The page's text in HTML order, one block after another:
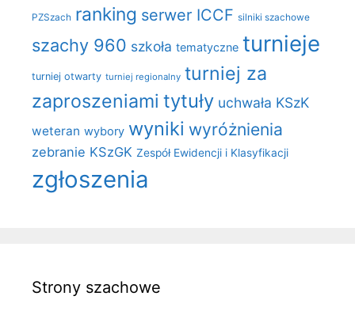
PZSzach ranking serwer ICCF silniki szachowe
szachy 960 szkoła tematyczne turnieje
turniej otwarty turniej regionalny turniej za
zaproszeniami tytuły uchwała KSzK
weteran wybory wyniki wyróżnienia
zebranie KSzGK Zespół Ewidencji i Klasyfikacji
zgłoszenia
Strony szachowe